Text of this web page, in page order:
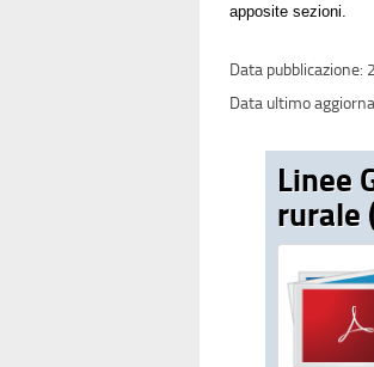
apposite sezioni.
Linee
rurale